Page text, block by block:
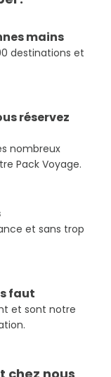
mains
destinations et
réservez
nombreux
Pack Voyage.
et sans trop
faut
et sont notre